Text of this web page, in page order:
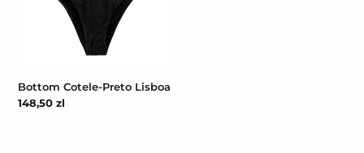
Bottom Cotele-Preto Lisboa
Cena
148,50 zl